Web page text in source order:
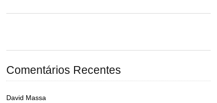
Comentários Recentes
David Massa